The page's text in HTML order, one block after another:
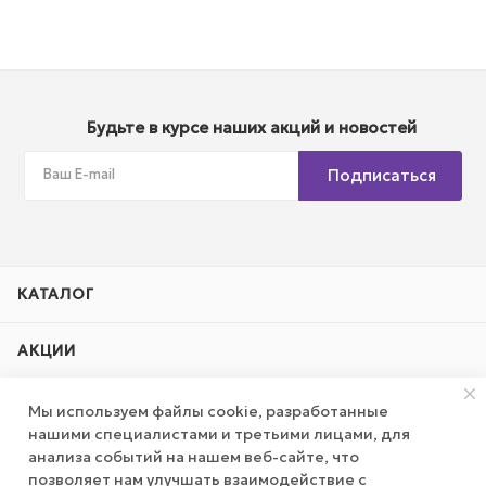
Будьте в курсе наших акций и новостей
Подписаться
КАТАЛОГ
АКЦИИ
КОМПАНИЯ
ПУБЛИЧНАЯ ОФЕРТА
Мы используем файлы cookie, разработанные
нашими специалистами и третьими лицами, для
анализа событий на нашем веб-сайте, что
позволяет нам улучшать взаимодействие с